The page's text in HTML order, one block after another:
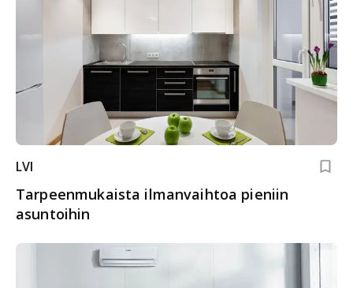
LVI
Tarpeenmukaista ilmanvaihtoa pieniin
asuntoihin